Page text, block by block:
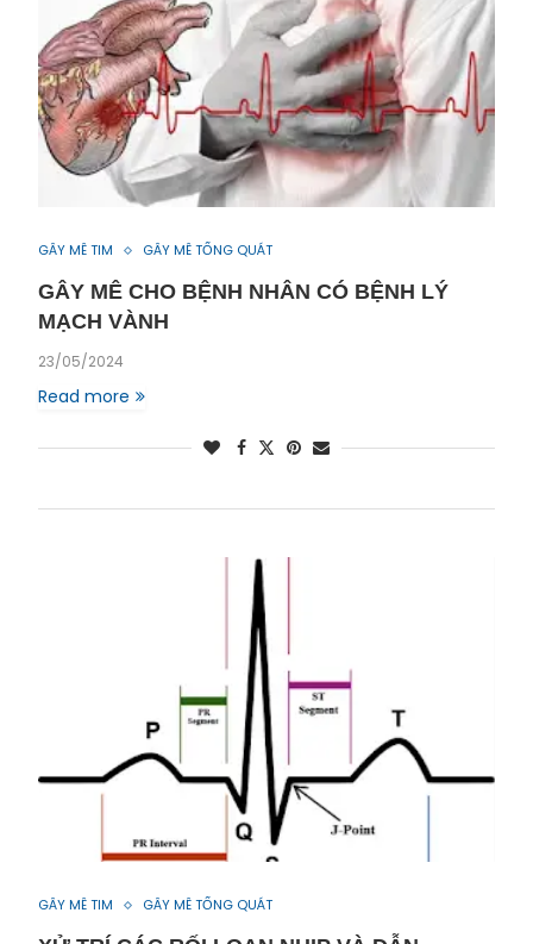
GÂY MÊ TIM GÂY MÊ TỔNG QUÁT
GÂY MÊ CHO BỆNH NHÂN CÓ BỆNH LÝ
MẠCH VÀNH
23/05/2024
Read more
GÂY MÊ TIM GÂY MÊ TỔNG QUÁT